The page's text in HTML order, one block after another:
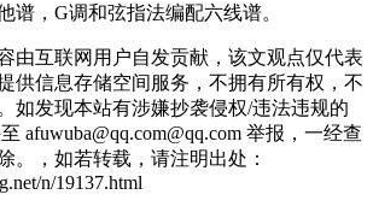
谱，G调和弦指法编配六线谱。
由互联网用户自发贡献，该文观点仅代表
供信息存储空间服务，不拥有所有权，不
如发现本站有涉嫌抄袭侵权/违法违规的
afuwuba@qq.com@qq.com 举报，一经查
。，如若转载，请注明出处：
n/19137.html